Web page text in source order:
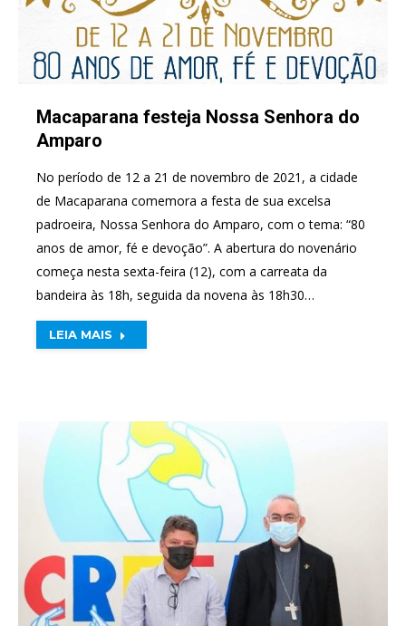
Macaparana festeja Nossa Senhora do
Amparo
No período de 12 a 21 de novembro de 2021, a cidade
de Macaparana comemora a festa de sua excelsa
padroeira, Nossa Senhora do Amparo, com o tema: “80
anos de amor, fé e devoção”. A abertura do novenário
começa nesta sexta-feira (12), com a carreata da
bandeira às 18h, seguida da novena às 18h30…
LEIA MAIS